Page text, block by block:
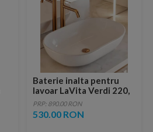
Baterie inalta pentru
lavoar LaVita Verdi 220,
fara ventil, brushed
copper
PRP: 890.00 RON
530.00 RON